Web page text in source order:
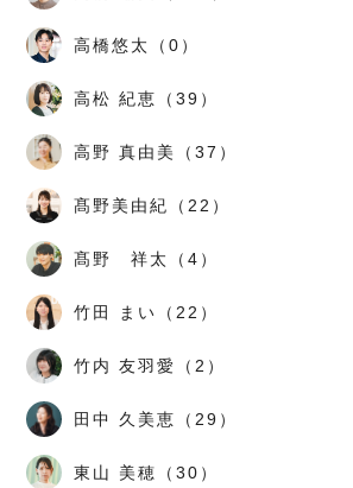
高橋悠太（0）
高松 紀恵（39）
高野 真由美（37）
髙野美由紀（22）
髙野 祥太（4）
竹田 まい（22）
竹内 友羽愛（2）
田中 久美恵（29）
東山 美穂（30）